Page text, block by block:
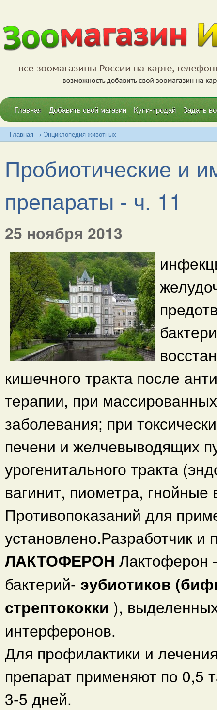
Главная Добавить свой магазин Купи-продай Задать
Главная → Энциклопедия животных
Пробиотические и
препараты - ч. 11
25 ноября 2013
кишечного тракта после
терапии, при
заболевания; при
печени и желчевыводящих
урогенитального тракта
вагинит, пиометра,
Противопоказаний для
установлено.Разработчик
ЛАКТОФЕРОН Лактоферон
бактерий- эубиотиков
стрептококки ),
интерферонов.
Для профилактики и
препарат применяют по 0,5
3-5 дней.